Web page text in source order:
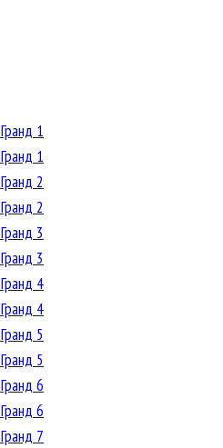
Гранд 1
Гранд 1
Гранд 2
Гранд 2
Гранд 3
Гранд 3
Гранд 4
Гранд 4
Гранд 5
Гранд 5
Гранд 6
Гранд 6
Гранд 7